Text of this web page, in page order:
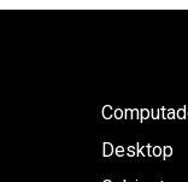
Desktop